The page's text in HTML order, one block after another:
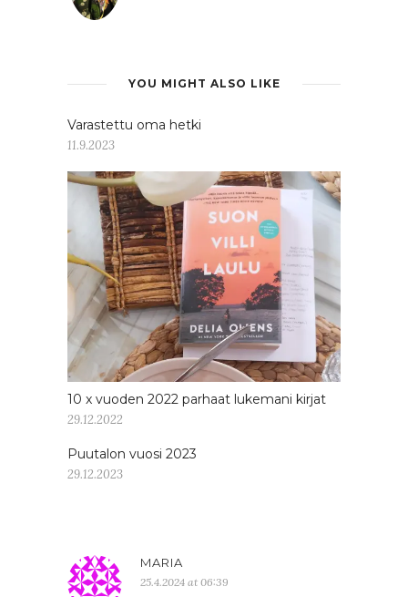
YOU MIGHT ALSO LIKE
Varastettu oma hetki
11.9.2023
10 x vuoden 2022 parhaat lukemani kirjat
29.12.2022
Puutalon vuosi 2023
29.12.2023
MARIA
25.4.2024 at 06:39